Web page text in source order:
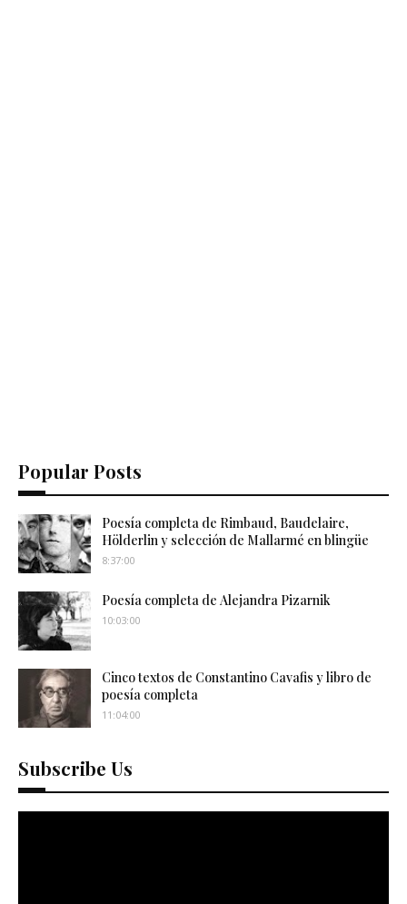
Popular Posts
Poesía completa de Rimbaud, Baudelaire,
Hölderlin y selección de Mallarmé en blingüe
8:37:00
Poesía completa de Alejandra Pizarnik
10:03:00
Cinco textos de Constantino Cavafis y libro de
poesía completa
11:04:00
Subscribe Us